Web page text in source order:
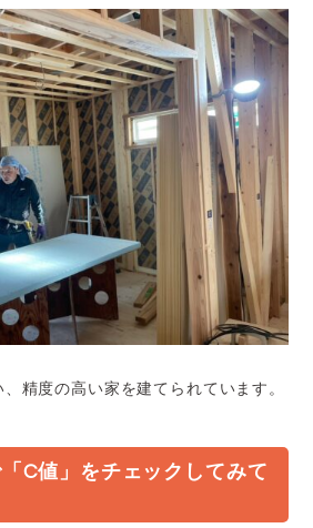
精度の高い家を建てられています。
C値」をチェックしてみて